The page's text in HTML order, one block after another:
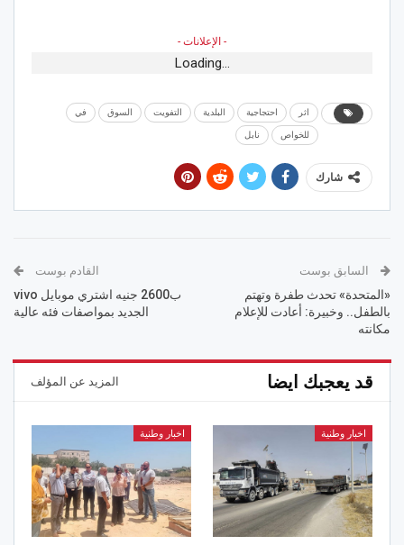
- الإعلانات -
Loading...
اثر احتجاجية البلدية التفويت السوق في
للخواص نابل
شارك
السابق بوست
«المتحدة» تحدث طفرة وتهتم
بالطفل.. وخبيرة: أعادت للإعلام
مكانته
القادم بوست
ب2600 جنيه اشتري موبايل vivo
الجديد بمواصفات فئه عالية
قد يعجبك ايضا المزيد عن المؤلف
اخبار وطنية اخبار وطنية